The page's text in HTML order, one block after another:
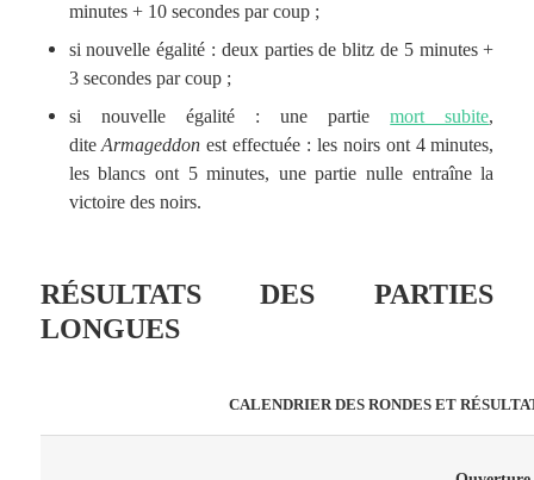
minutes + 10 secondes par coup ;
si nouvelle égalité : deux parties de blitz de 5 minutes +
3 secondes par coup ;
si nouvelle égalité : une partiemort subite,
diteArmageddon est effectuée : les noirs ont 4 minutes,
les blancs ont 5 minutes, une partie nulle entraîne la
victoire des noirs.
RÉSULTATS DES PARTIES
LONGUES
CALENDRIER DES RONDES ET